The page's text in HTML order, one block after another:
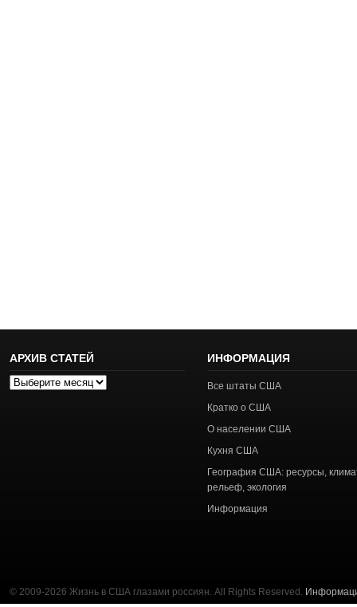
АРХИВ СТАТЕЙ
Архив
ИНФОРМАЦИЯ
Все штаты США
Кратко о США
О населении США
Кухня США
География США: ресурсы,
рельеф, экология
Информация
© 2009-2026 Жизнь в США глазами россиян. All Rights Reserved.